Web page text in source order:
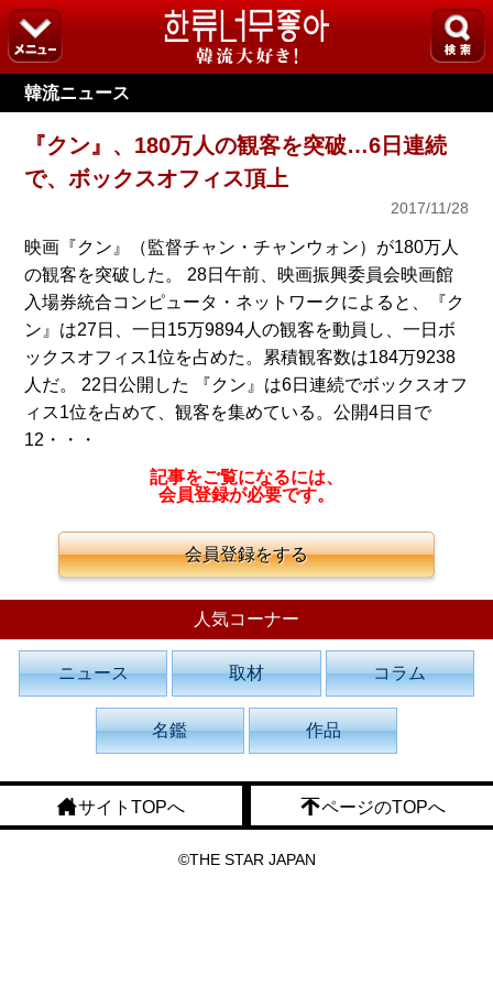
韓流ニュース
『クン』、180万人の観客を突破…6日連続
で、ボックスオフィス頂上
2017/11/28
映画『クン』（監督チャン・チャンウォン）が180万人
の観客を突破した。 28日午前、映画振興委員会映画館
入場券統合コンピュータ・ネットワークによると、『ク
ン』は27日、一日15万9894人の観客を動員し、一日ボ
ックスオフィス1位を占めた。累積観客数は184万9238
人だ。 22日公開した 『クン』は6日連続でボックスオフ
ィス1位を占めて、観客を集めている。公開4日目で
12・・・
記事をご覧になるには、
会員登録が必要です。
会員登録をする
人気コーナー
ニュース 取材 コラム
名鑑 作品
サイトTOPへ ページのTOPへ
©THE STAR JAPAN